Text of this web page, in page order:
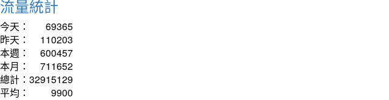
流量統計
今天：
69365
昨天：
110203
本週：
600457
本月：
711652
總計： 32915129
平均：
9900